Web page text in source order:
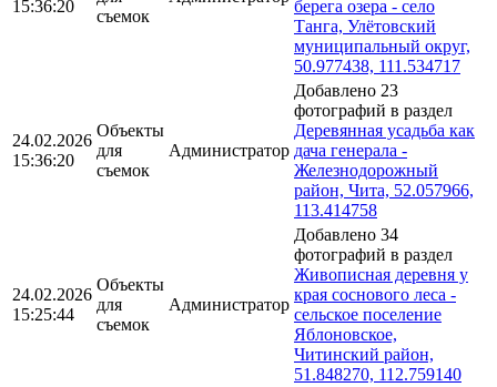
15:36:20
съемок
берега озера - село
Танга, Улётовский
муниципальный округ,
50.977438, 111.534717
24.02.2026
15:36:20
Объекты
для
съемок
Администратор
Добавлено 23
фотографий в раздел
Деревянная усадьба как
дача генерала -
Железнодорожный
район, Чита, 52.057966,
113.414758
24.02.2026
15:25:44
Объекты
для
съемок
Администратор
Добавлено 34
фотографий в раздел
Живописная деревня у
края соснового леса -
сельское поселение
Яблоновское,
Читинский район,
51.848270, 112.759140